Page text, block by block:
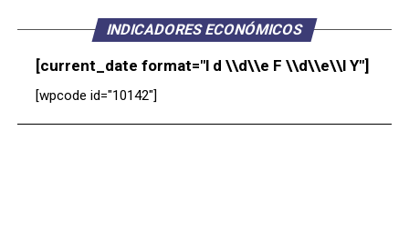
INDICADORES ECONÓMICOS
[current_date format="l d \\d\\e F \\d\\e\\l Y"]
[wpcode id="10142"]